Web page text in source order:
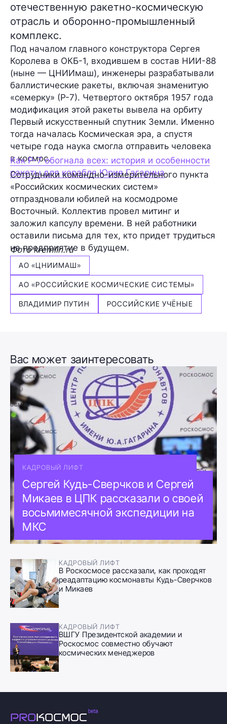
отечественную ракетно-космическую
отрасль и оборонно-промышленный
комплекс.
Под началом главного конструктора Сергея
Королева в ОКБ-1, входившем в состав НИИ-88
(ныне — ЦНИИмаш), инженеры разрабатывали
баллистические ракеты, включая знаменитую
«семерку» (Р-7). Четвертого октября 1957 года
модификация этой ракеты вывела на орбиту
Первый искусственный спутник Земли. Именно
тогда началась Космическая эра, а спустя
четыре года наука смогла отправить человека
в космос.
Как Р-7 обогнала всех: история и особенности
ракеты для корабля Юрия Гагарина
Сотрудники командно-измерительного пункта
«Российских космических систем»
отпраздновали юбилей на космодроме
Восточный. Коллектив провел митинг и
заложил капсулу времени. В ней работники
оставили письма для тех, кто придет трудиться
на предприятие в будущем.
Фото kremlin.ru
АО «ЦНИИМАШ»
АО «РОССИЙСКИЕ КОСМИЧЕСКИЕ СИСТЕМЫ»
ВЛАДИМИР ПУТИН РОССИЙСКИЕ УЧЁНЫЕ
Вас может заинтересовать
КАДРОВЫЙ ЛИФТ
Сергей Кудь-Сверчков и Сергей
Микаев в ЦПК рассказали о своей
восьмимесячной экспедиции на
МКС
КАДРОВЫЙ ЛИФТ
В Роскосмосе рассказали, как проходят
реадаптацию космонавты Кудь-Сверчков
и Микаев
КАДРОВЫЙ ЛИФТ
ВШГУ Президентской академии и
Роскосмос совместно обучают
космических менеджеров